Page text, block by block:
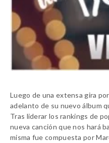
Luego de una extensa gira
adelanto de su nuevo álbum
Tras liderar los rankings de
nueva canción que nos hará
misma fue compuesta por